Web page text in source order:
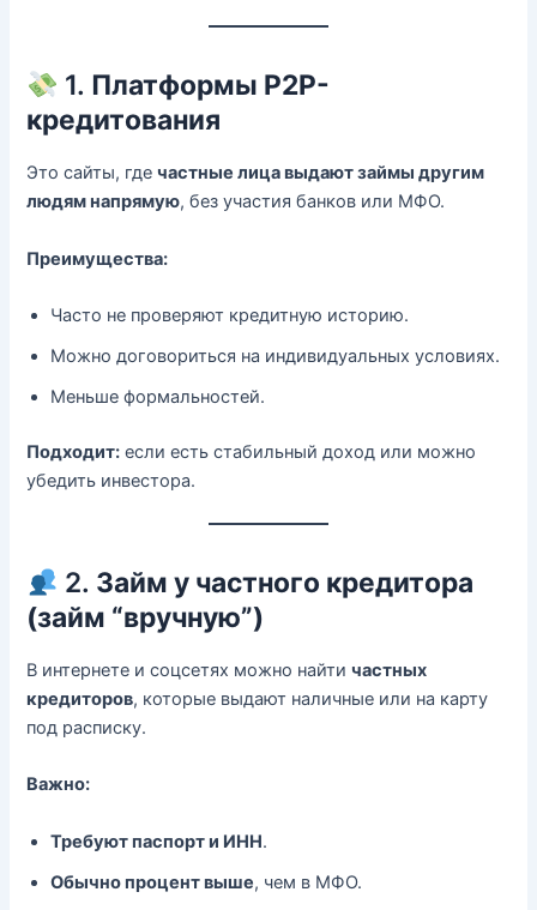
1. Платформы P2P-
кредитования
Это сайты, гдечастные лица выдают займы другим
людям напрямую, без участия банков или МФО.
Преимущества:
Часто не проверяют кредитную историю.
Можно договориться на индивидуальных условиях.
Меньше формальностей.
Подходит: если есть стабильный доход или можно
убедить инвестора.
2. Займ у частного кредитора
(займ “вручную”)
В интернете и соцсетях можно найтичастных
кредиторов, которые выдают наличные или на карту
под расписку.
Важно:
Требуют паспорт и ИНН.
Обычно процент выше, чем в МФО.